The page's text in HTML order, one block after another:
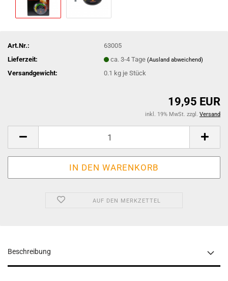
Art.Nr.:
63005
Lieferzeit:
ca. 3-4 Tage(Ausland abweichend)
Versandgewicht: 0.1 kg je Stück
19,95 EUR
inkl. 19% MwSt. zzgl. Versand
AUF DEN MERKZETTEL
Beschreibung